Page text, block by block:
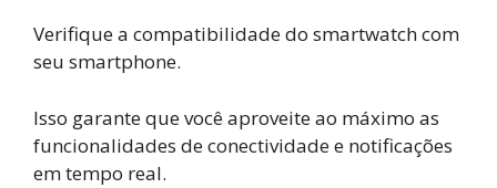
Verifique a compatibilidade do smartwatch com
seu smartphone.
Isso garante que você aproveite ao máximo as
funcionalidades de conectividade e notificações
em tempo real.